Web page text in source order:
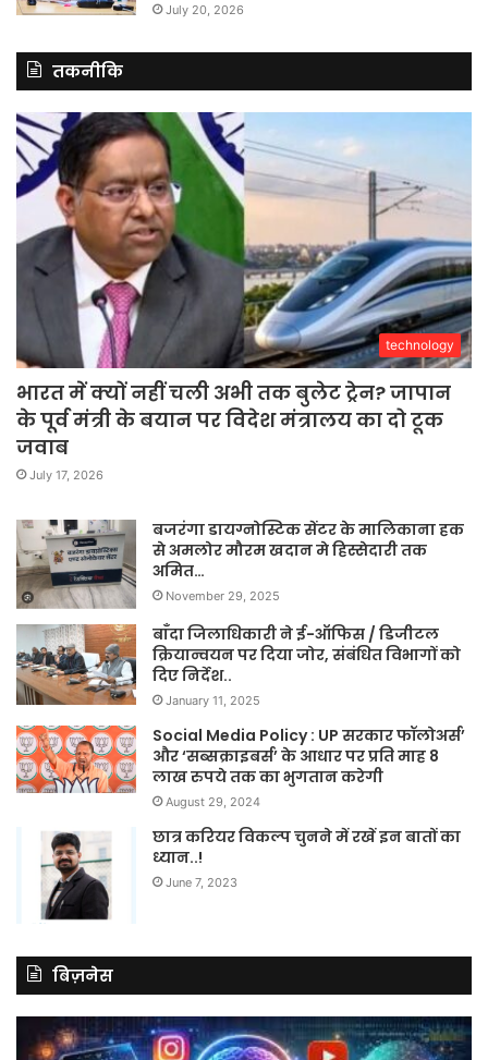
July 20, 2026
तकनीकि
technology
भारत में क्यों नहीं चली अभी तक बुलेट ट्रेन? जापान
के पूर्व मंत्री के बयान पर विदेश मंत्रालय का दो टूक
जवाब
July 17, 2026
बजरंगा डायग्नोस्टिक सेंटर के मालिकाना हक
से अमलोर मौरम खदान मे हिस्सेदारी तक
अमित…
November 29, 2025
बाँदा जिलाधिकारी ने ई-ऑफिस / डिजीटल
क्रियान्वयन पर दिया जोर, संबंधित विभागों को
दिए निर्देश..
January 11, 2025
Social Media Policy : UP सरकार फॉलोअर्स’
और ‘सब्सक्राइबर्स’ के आधार पर प्रति माह 8
लाख रुपये तक का भुगतान करेगी
August 29, 2024
छात्र करियर विकल्प चुनने में रखें इन बातों का
ध्यान..!
June 7, 2023
बिज़नेस